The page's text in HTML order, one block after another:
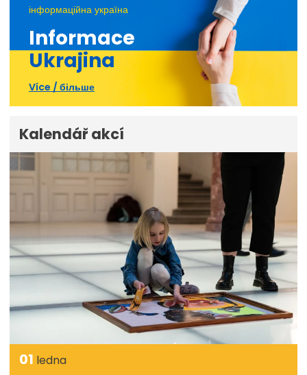
інформаційна україна
Informace
Ukrajina
Více / більше
Kalendář akcí
01 ledna